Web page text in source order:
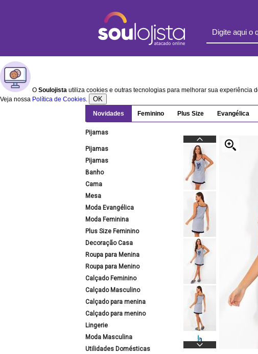
O Soulojista utiliza cookies e outras tecnologias para melhorar sua experiência
Veja nossa Política de Cookies. OK
Novidades Feminino Plus Size Evangélica
Pijamas
Pijamas
Pijamas
Banho
Cama
Mesa
Moda Evangélica
Moda Feminina
Plus Size Feminino
Decoração Casa
Roupa para Menina
Roupa para Menino
Calçado Feminino
Calçado Masculino
Calçado para menina
Calçado para menino
Lingerie
Moda Masculina
Utilidades Domésticas